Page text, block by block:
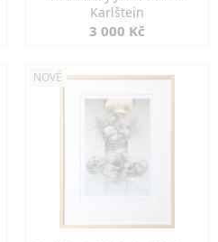
Karlštejn
3 000 Kč
NOVÉ